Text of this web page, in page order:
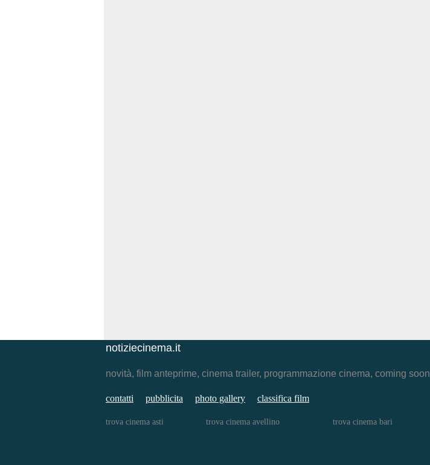
notiziecinema.it
novità, film anteprime, cinema trailer, programmazione cinema, coming soon
contatti pubblicita photo gallery classifica film
trova cinema asti trova cinema avellino trova cinema bari